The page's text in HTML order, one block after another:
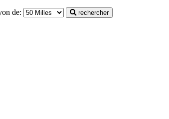
de: rechercher